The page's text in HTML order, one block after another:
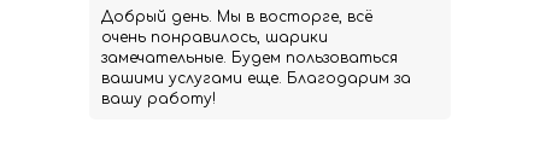
Добрый день. Мы в восторге, всё
очень понравилось, шарики
замечательные. Будем пользоваться
вашими услугами еще. Благодарим за
вашу работу!